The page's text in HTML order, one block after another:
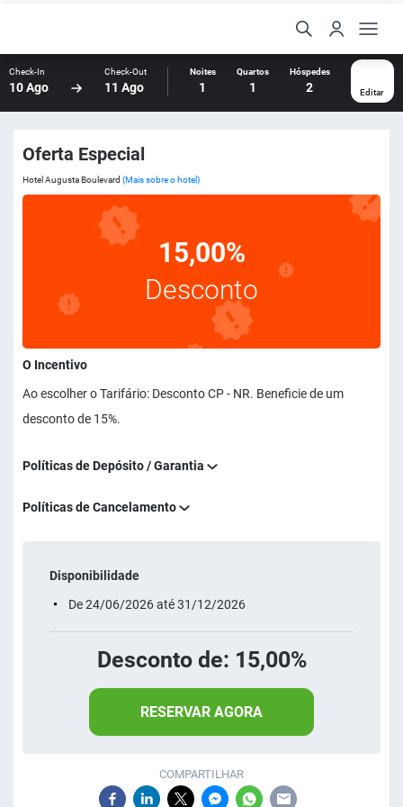
Check-In
10 Ago
Check-Out
11 Ago
Noites
1
Quartos
1
Hóspedes
2 Editar
Oferta Especial
Hotel Augusta Boulevard (Mais sobre o hotel)
15,00%
Desconto
O Incentivo
Ao escolher o Tarifário: Desconto CP - NR. Beneficie de um
desconto de 15%.
Políticas de Depósito / Garantia
Políticas de Cancelamento
Disponibilidade
De 24/06/2026 até 31/12/2026
Desconto de: 15,00%
RESERVAR AGORA
COMPARTILHAR